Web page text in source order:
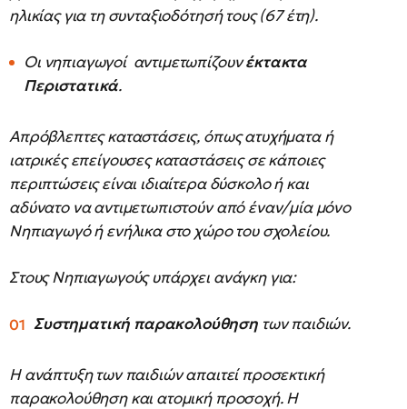
ηλικίας για τη συνταξιοδότησή τους (67 έτη).
Οι νηπιαγωγοί αντιμετωπίζουνέκτακτα
Περιστατικά.
Απρόβλεπτες καταστάσεις, όπως ατυχήματα ή
ιατρικές επείγουσες καταστάσεις σε κάποιες
περιπτώσεις είναι ιδιαίτερα δύσκολο ή και
αδύνατο να αντιμετωπιστούν από έναν/μία μόνο
Νηπιαγωγό ή ενήλικα στο χώρο του σχολείου.
Στους Νηπιαγωγούς υπάρχει ανάγκη για:
Συστηματική παρακολούθηση των παιδιών.
Η ανάπτυξη των παιδιών απαιτεί προσεκτική
παρακολούθηση και ατομική προσοχή. Η